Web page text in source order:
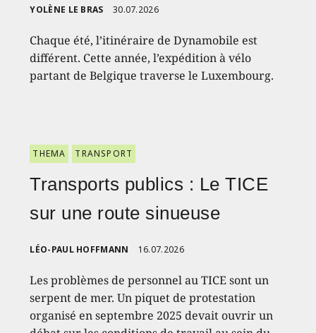
YOLÈNE LE BRAS 30.07.2026
Chaque été, l’itinéraire de Dynamobile est
différent. Cette année, l’expédition à vélo
partant de Belgique traverse le Luxembourg.
THEMA TRANSPORT
Transports publics : Le TICE
sur une route sinueuse
LÉO-PAUL HOFFMANN 16.07.2026
Les problèmes de personnel au TICE sont un
serpent de mer. Un piquet de protestation
organisé en septembre 2025 devait ouvrir un